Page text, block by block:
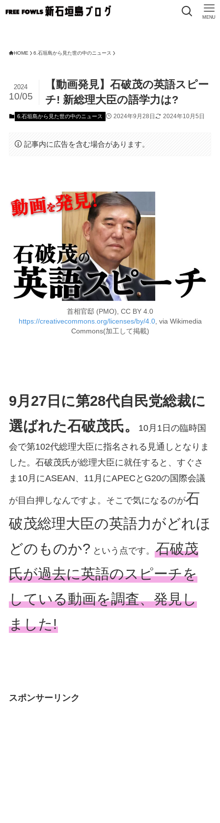
MENU
HOME 6.石垣島から見た世の中のニュース
【動画発見】石破茂の英語スピー
チ! 新総理大臣の語学力は?
2024
10/05
6.石垣島から見た世の中のニュース 2024年9月28日 2024年10月5日
記事内に広告を含む場合があります。
首相官邸 (PMO), CC BY 4.0
https://creativecommons.org/licenses/by/4.0, via Wikimedia
Commons(加工して掲載)
9月27日に第28代自民党総裁に
選ばれた石破茂氏。
10月1日の臨時国
会で第102代総理大臣に指名される見通しとなりま
した。石破茂氏が総理大臣に就任すると、すぐさ
ま10月にASEAN、11月にAPECとG20の国際会議
が目白押しなんですよ。そこで気になるのが石
破茂総理大臣の英語力がどれほ
どのものか? という点です。 石破茂
氏が過去に英語のスピーチを
している動画を調査、発見し
ました!
スポンサーリンク